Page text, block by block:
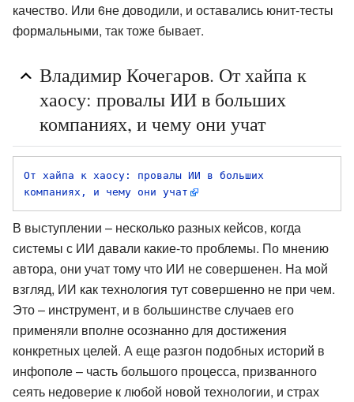
качество. Или 6не доводили, и оставались юнит-тесты
формальными, так тоже бывает.
Владимир Кочегаров. От хайпа к
хаосу: провалы ИИ в больших
компаниях, и чему они учат
От хайпа к хаосу: провалы ИИ в больших
компаниях, и чему они учат
В выступлении – несколько разных кейсов, когда
системы с ИИ давали какие-то проблемы. По мнению
автора, они учат тому что ИИ не совершенен. На мой
взгляд, ИИ как технология тут совершенно не при чем.
Это – инструмент, и в большинстве случаев его
применяли вполне осознанно для достижения
конкретных целей. А еще разгон подобных историй в
инфополе – часть большого процесса, призванного
сеять недоверие к любой новой технологии, и страх